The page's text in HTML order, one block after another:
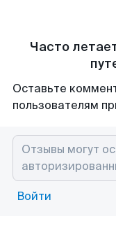
Часто
Оставьте
пользователям
Войти